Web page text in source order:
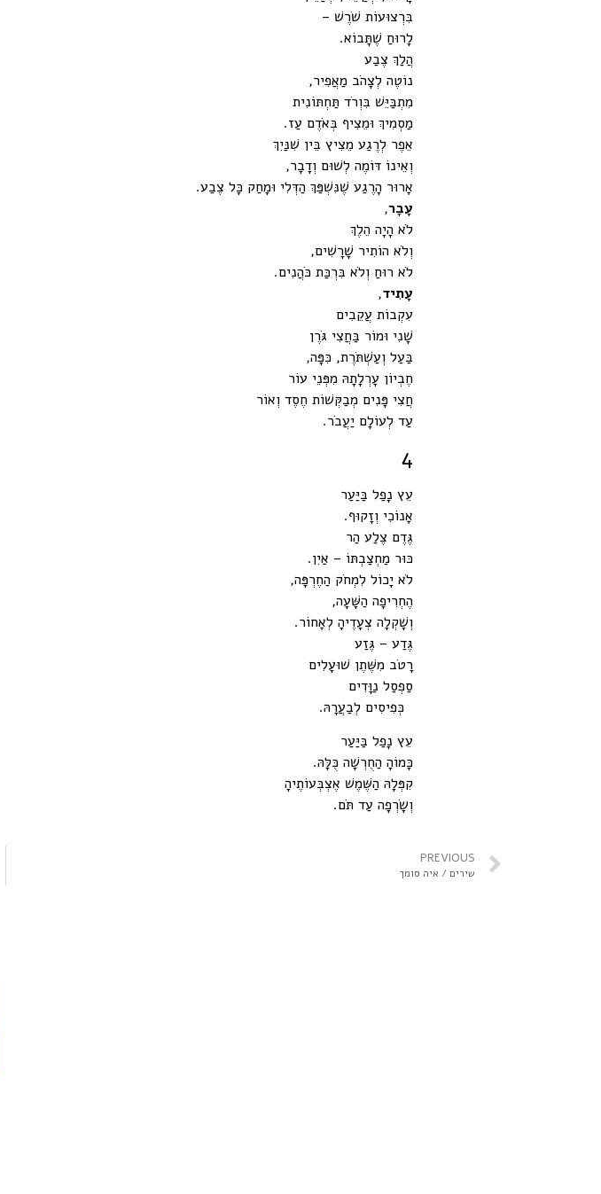
בִּרְצוּעוֹת שֹׁרֶשׁ –
לָרוּחַ שֶׁתָּבוֹא.
הֲלַךְ צֶבַע
נוֹטֶה לְצָהֹב מַאֲפִיר,
מִתְבַּיֵּשׁ בִּוְרֹד תַּחְתּוֹנִית
מַסְמִיךְ וּמֵצִיף בְּאֹדֶם עַז.
אֵפֶר לְרֶגַע מֵצִיץ בֵּין שִׁנַּיִךְ
וְאֵינוֹ דּוֹמֶה לְשׁוּם וְדָבָר,
אָרוּר הָרֶגַע שֶׁנִּשְׁפַּךְ הַדְּלִי וּמָחַק כָּל צֶבַע.
עָבָר,
לֹא הָיָה הֵלֶךְ
וְלֹא הוֹתִיר שָׁרָשִׁים,
לֹא רוּחַ וְלֹא בִּרְכַּת כֹּהֲנִים.
עָתִיד,
עִקְבוֹת עֲקֵבִים
שָׁנִי וּמוֹר בַּחֲצִי גֹּרֶן
בַּעַל וְעַשְׁתֹּרֶת, כִּפָּה,
חֶבְיוֹן עָרְלָתָהּ מִפְּנֵי עוֹר
חֲצִי פָּנִים מְבַקְּשׁוֹת חֶסֶד וְאוֹר
עַד לְעוֹלָם יַעֲבֹר.
4
עֵץ נָפַל בַּיַּעַר
אָנוֹכִי וְזָקוּף.
גֶּדֶם צֶלַע הַר
כּוּר מַחְצַבְתּוֹ – אַיִן.
לֹא יָכוֹל לִמְחֹק הַחֶרְפָּה,
הֶחְרִיפָה הַשָּׁעָה,
וְשָׁקְלָה צְעָדֶיהָ לְאָחוֹר.
גֶּדַע – גֶּזַע
רָטֹב מִשֶּׁתֶן שׁוּעָלִים
סַפְסַל נַוָּדִים
כְּפִיסִים לְבַעֲרָהּ.
עֵץ נָפַל בַּיַּעַר
כָּמוֹהָ הַחֻרְשָׁה כֻּלָּהּ.
קִפְּלָהּ הַשֶּׁמֶשׁ אֶצְבְּעוֹתֶיהָ
וְשָׂרְפָה עַד תֹּם.
PREVIOUS
שירים / איה סומך